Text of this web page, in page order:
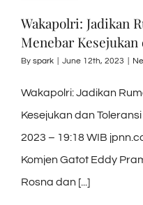
Wakapolri: Jadikan
Menebar Kesejukan
By spark June 12th, 2023
Wakapolri: Jadikan
Kesejukan dan
2023 – 19:18 WIB
Komjen Gatot Eddy
Rosna dan [...]